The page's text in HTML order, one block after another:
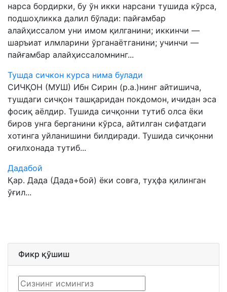
нарса бордирки, бу ўн икки нарсани тушида кўрса,
подшоҳликка далил бўлади: пайғамбар
алайҳиссалом уни имом қилганини; иккинчи —
шаръиат илмларини ўрганаётганини; учинчи —
пайғамбар алайҳиссаломнинг...
Тушда сичкон курса нима булади
СИЧҚОН (МУШ) Ибн Сирин (р.а.)нинг айтишича,
тушдаги сичқон ташқаридан покдомон, ичидан эса
фосиқ аёлдир. Тушида сичқонни тутиб олса ёки
биров унга берганини кўрса, айтилган сифатдаги
хотинга уйланишини билдиради. Тушида сичқонни
оғилхонада тутиб...
Дадабой
Қар. Дада (Дада+бой) ёки совға, туҳфа қилинган
ўғил...
Фикр қўшиш